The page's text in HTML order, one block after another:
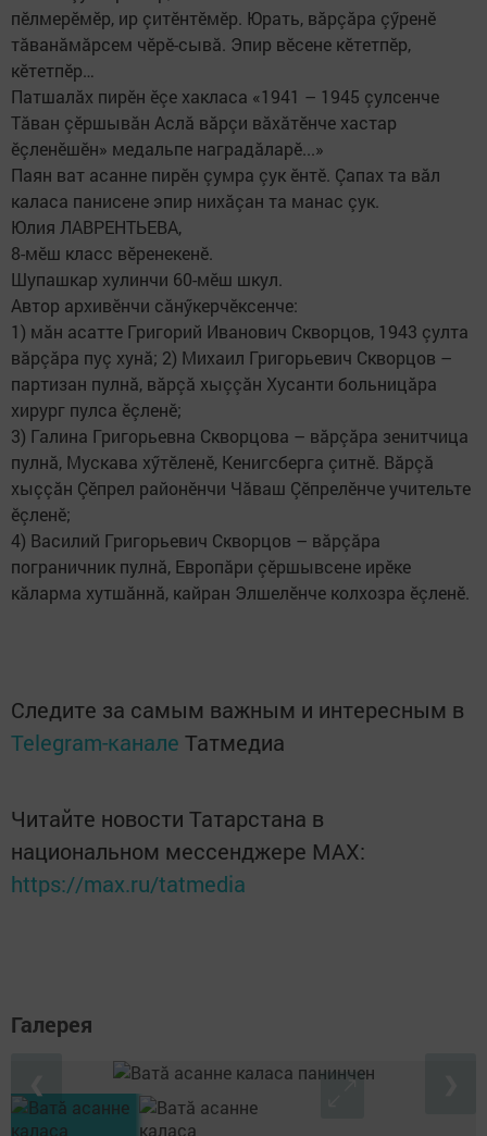
пӗлмерӗмӗр, ир çитӗнтӗмӗр. Юрать, вăрçăра çӳренӗ
тăванăмăрсем чӗрӗ-сывă. Эпир вӗсене кӗтетпӗр,
кӗтетпӗр…
Патшалăх пирӗн ӗçе хакласа «1941 – 1945 çулсенче
Тăван çӗршывăн​ Аслă вăрçи вăхăтӗнче хастар
ӗçленӗшӗн» медальпе наградăларӗ...»
Паян ват асанне пирӗн çумра çук ӗнтӗ. Çапах та вăл
каласа панисене эпир нихăçан та манас çук.
Юлия ЛАВРЕНТЬЕВА,
8-мӗш класс вӗренекенӗ.
Шупашкар хулинчи 60-мӗш шкул.
Автор архивӗнчи сăнӳкерчӗксенче:
1) мăн асатте Григорий Иванович Скворцов, 1943 çулта
вăрçăра пуç хунă; 2) Михаил Григорьевич Скворцов –
партизан пулнă, вăрçă хыççăн Хусанти больницăра
хирург пулса ӗçленӗ;​ ​ ​
3) Галина Григорьевна Скворцова – вăрçăра зенитчица
пулнă, Мускава хӳтӗленӗ, Кенигсберга çитнӗ. Вăрçă
хыççăн Çӗпрел районӗнчи Чăваш Çӗпрелӗнче учительте
ӗçленӗ;
4) Василий Григорьевич Скворцов – вăрçăра
пограничник пулнă,​ Европăри çӗршывсене ирӗке
кăларма хутшăннă, кайран Элшелӗнче колхозра ӗçленӗ.
Следите за самым важным и интересным в
Telegram-канале Татмедиа
Читайте новости Татарстана в
национальном мессенджере MАХ:
https://max.ru/tatmedia
Галерея